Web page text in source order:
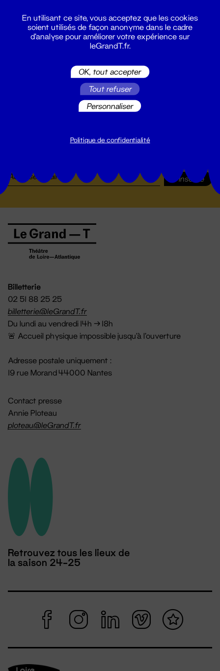
Suivez toutes les actualités du
S'inscrire
Billetterie
02 51 88 25 25
billetterie@leGrandT.fr
Du lundi au vendredi 14h → 18h
🚨 Accueil physique impossible jusqu'à l'ouverture
Adresse postale uniquement :
19 rue Morand 44000 Nantes
Contact presse
Annie Ploteau
ploteau@leGrandT.fr
Retrouvez tous les lieux de
la saison 24-25
En utilisant ce site, vous acceptez que les cookies
soient utilisés de façon anonyme dans le cadre
d'analyse pour améliorer votre expérience sur
leGrandT.fr.
OK, tout accepter
Tout refuser
Personnaliser
Politique de confidentialité